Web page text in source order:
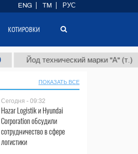
Йод технический марки "А" (т.) $86
ПОКАЗАТЬ ВСЕ
Сегодня - 09:32
Hazar Logistik и Hyundai
Corporation обсудили
сотрудничество в сфере
логистики
ENG TM РУС
КОТИРОВКИ